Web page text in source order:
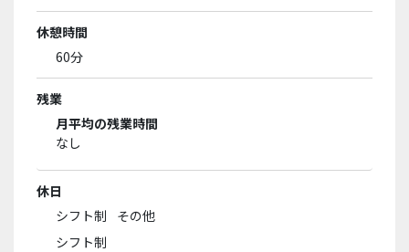
休憩時間
60分
残業
月平均の残業時間
なし
休日
シフト制
その他
シフト制